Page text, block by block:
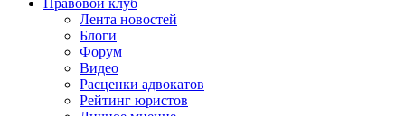
Правовой клуб
Лента новостей
Блоги
Форум
Видео
Расценки адвокатов
Рейтинг юристов